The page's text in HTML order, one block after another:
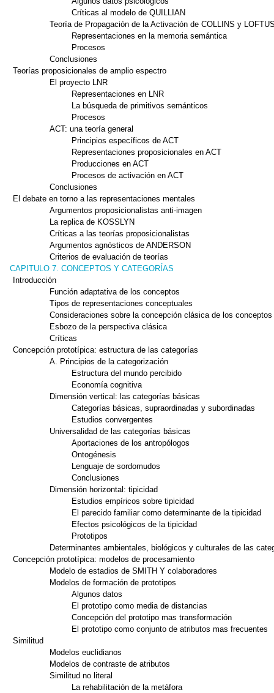
Críticas al modelo de QUILLIAN
Teoría de Propagación de la Activación de COLLINS y
Representaciones en la memoria semántica
Procesos
Conclusiones
Teorías proposicionales de amplio espectro
El proyecto LNR
Representaciones en LNR
La búsqueda de primitivos semánticos
Procesos
ACT: una teoría general
Principios específicos de ACT
Representaciones proposicionales en ACT
Producciones en ACT
Procesos de activación en ACT
Conclusiones
El debate en torno a las representaciones mentales
Argumentos proposicionalistas anti-imagen
La replica de KOSSLYN
Críticas a las teorías proposicionalistas
Argumentos agnósticos de ANDERSON
Criterios de evaluación de teorías
CAPITULO 7. CONCEPTOS Y CATEGORÍAS
Introducción
Función adaptativa de los conceptos
Tipos de representaciones conceptuales
Consideraciones sobre la concepción clásica de los conceptos
Esbozo de la perspectiva clásica
Críticas
Concepción prototípica: estructura de las categorías
A. Principios de la categorización
Estructura del mundo percibido
Economía cognitiva
Dimensión vertical: las categorías básicas
Categorías básicas, supraordinadas y subordinadas
Estudios convergentes
Universalidad de las categorías básicas
Aportaciones de los antropólogos
Ontogénesis
Lenguaje de sordomudos
Conclusiones
Dimensión horizontal: tipicidad
Estudios empíricos sobre tipicidad
El parecido familiar como determinante de la tipicidad
Efectos psicológicos de la tipicidad
Prototipos
Determinantes ambientales, biológicos y culturales de las
Concepción prototípica: modelos de procesamiento
Modelo de estadios de SMITH Y colaboradores
Modelos de formación de prototipos
Algunos datos
El prototipo como media de distancias
Concepción del prototipo mas transformación
El prototipo como conjunto de atributos mas frecuentes
Similitud
Modelos euclidianos
Modelos de contraste de atributos
Similitud no literal
La rehabilitación de la metáfora